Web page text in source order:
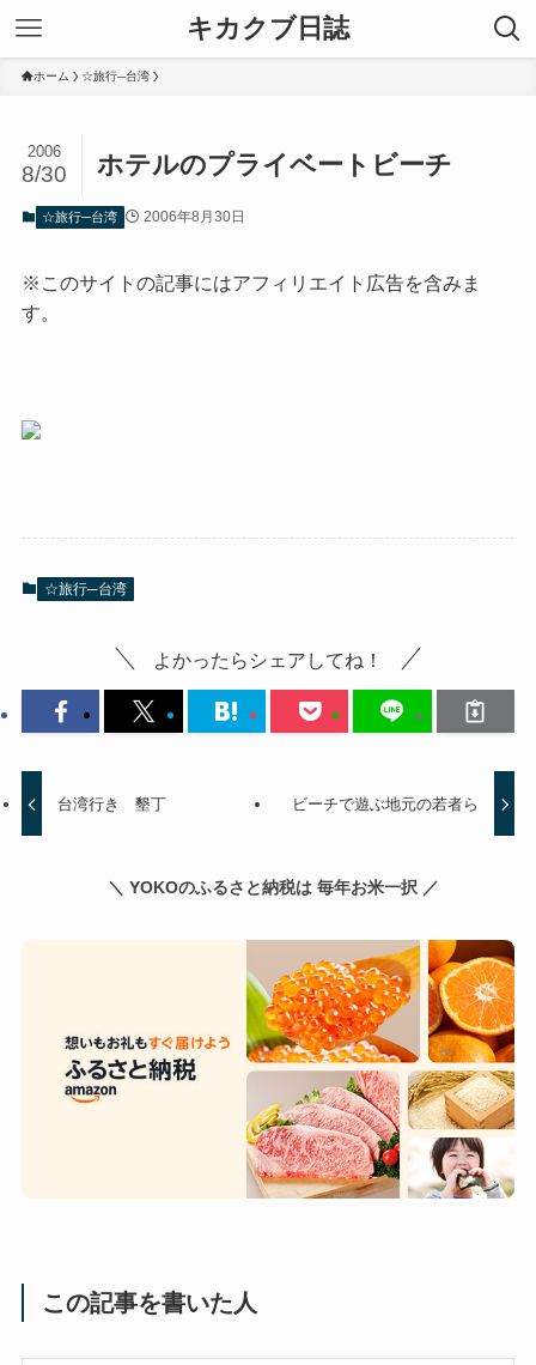
キカクブ日誌
ホーム ☆旅行─台湾
ホテルのプライベートビーチ
2006
8/30
☆旅行─台湾 2006年8月30日
※このサイトの記事にはアフィリエイト広告を含みま
す。
☆旅行─台湾
よかったらシェアしてね！
台湾行き 墾丁 ビーチで遊ぶ地元の若者ら
＼ YOKOのふるさと納税は 毎年お米一択 ／
この記事を書いた人